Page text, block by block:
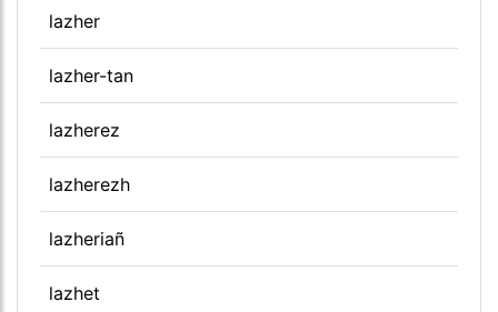
lazher
lazher-tan
lazherez
lazherezh
lazheriañ
lazhet